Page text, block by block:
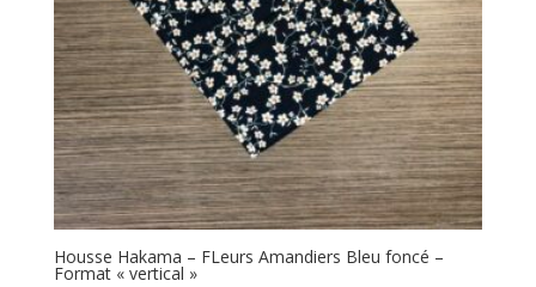
Housse Hakama – FLeurs Amandiers Bleu foncé –
Format « vertical »